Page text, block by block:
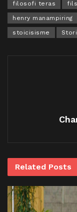
filosofi teras
henry manampiring
stoicisisme
Related Posts